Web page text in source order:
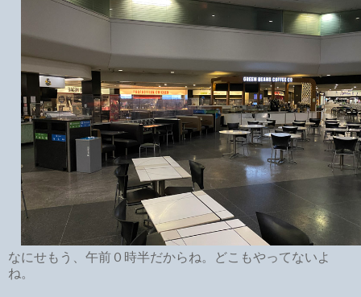
なにせもう、午前０時半だからね。どこもやってないよ
ね。